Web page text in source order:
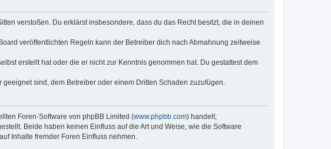
verstoßen. Du erklärst insbesondere, dass du das Recht besitzt, die in deinen
veröffentlichten Regeln kann der Betreiber dich nach Abmahnung zeitweise
erstellt hat oder die er nicht zur Kenntnis genommen hat. Du gestattest dem
sind, dem Betreiber oder einem Dritten Schaden zuzufügen.
Foren-Software von phpBB Limited (www.phpbb.com) handelt;
Beide haben keinen Einfluss auf die Art und Weise, wie die Software
Inhalte fremder Foren Einfluss nehmen.